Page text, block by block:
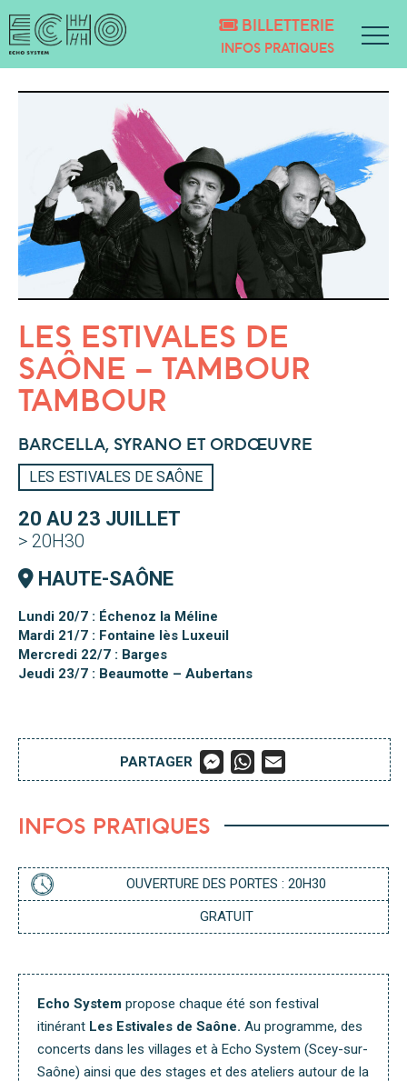
BILLETTERIE
INFOS PRATIQUES
LES ESTIVALES DE
SAÔNE – TAMBOUR
TAMBOUR
BARCELLA, SYRANO ET ORDŒUVRE
LES ESTIVALES DE SAÔNE
20 AU 23 JUILLET
> 20H30
HAUTE-SAÔNE
Lundi 20/7 : Échenoz la Méline
Mardi 21/7 : Fontaine lès Luxeuil
Mercredi 22/7 : Barges
Jeudi 23/7 : Beaumotte – Aubertans
PARTAGER
M
E
S
N
R
W
H
A
A
A
INFOS PRATIQUES
OUVERTURE DES PORTES : 20H30
GRATUIT
Echo System propose chaque été son festival
itinérant Les Estivales de Saône. Au programme, des
concerts dans les villages et à Echo System (Scey-sur-
Saône) ainsi que des stages et des ateliers autour de la